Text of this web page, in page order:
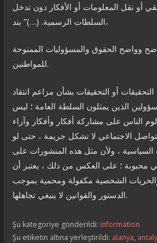
أو نقل المعلومات أو الأفكار دون تدخل
السلطات الرسمية. (…)” بند،
وواضح الحقوق والمسؤوليات الممنوحة
للمواطنين.
التحقيقات أو التحقيقات بشأن مزاعم انتقاد
الذين يمثلون السلطة العامة ؛ ليس
لوم الناس على مشاركة أفكار وأفكار وآراء
الاجتماعي لا تشكل جريمة ، حتى لو
، ولأن مثل هذه المنشورات على
محبوبة ؛ على العكس من ذلك ، يعتبر أن
الشخصية مكفولة ومحمية بموجب
الدستور والقوانين لا ينبغي تجاهلها.
Şu kategoriye gönderildi: information
Şu etiketin altına yerleştirildi: alanya,